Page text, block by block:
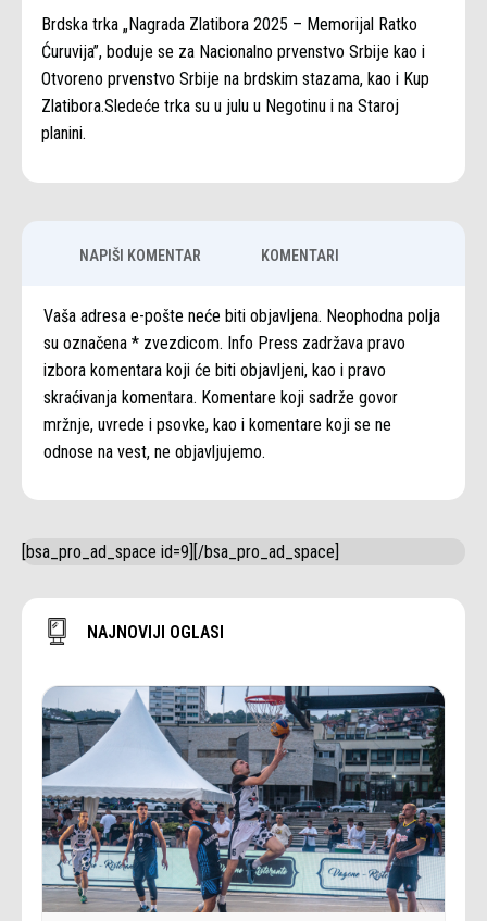
Brdska trka „Nagrada Zlatibora 2025 – Memorijal Ratko
Ćuruvija”, boduje se za Nacionalno prvenstvo Srbije kao i
Otvoreno prvenstvo Srbije na brdskim stazama, kao i Kup
Zlatibora.Sledeće trka su u julu u Negotinu i na Staroj
planini.
NAPIŠI KOMENTAR KOMENTARI
Vaša adresa e-pošte neće biti objavljena. Neophodna polja
su označena * zvezdicom. Info Press zadržava pravo
izbora komentara koji će biti objavljeni, kao i pravo
skraćivanja komentara. Komentare koji sadrže govor
mržnje, uvrede i psovke, kao i komentare koji se ne
odnose na vest, ne objavljujemo.
[bsa_pro_ad_space id=9][/bsa_pro_ad_space]
NAJNOVIJI OGLASI